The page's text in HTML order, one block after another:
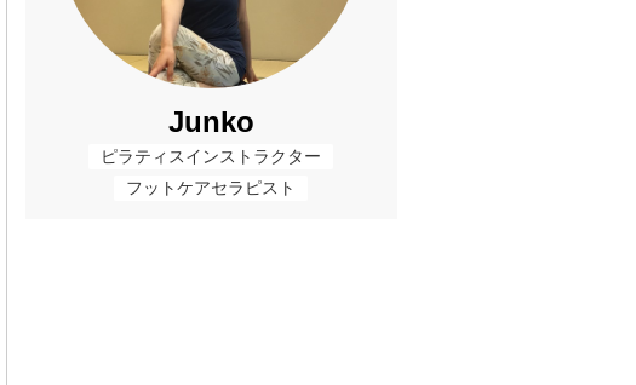
Junko
ピラティスインストラクター
フットケアセラピスト